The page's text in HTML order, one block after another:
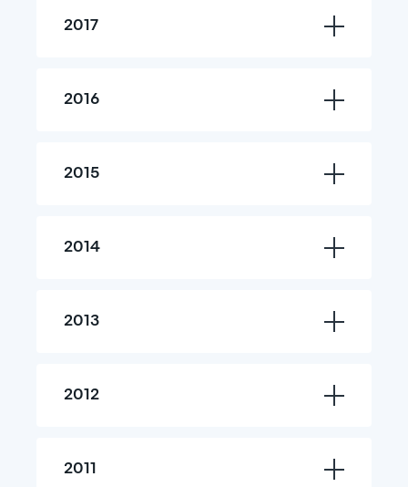
2017
2016
2015
2014
2013
2012
2011